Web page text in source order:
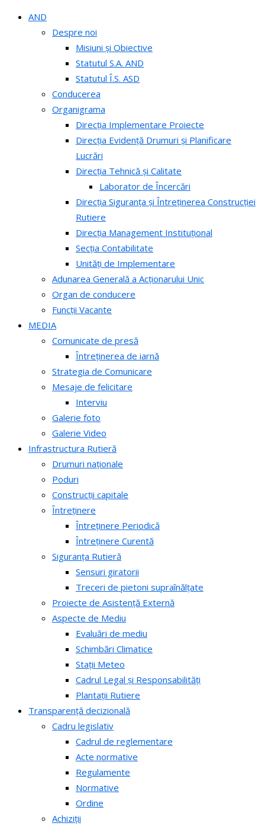
AND
Despre noi
Misiuni și Obiective
Statutul S.A. AND
Statutul Î.S. ASD
Conducerea
Organigrama
Direcția Implementare Proiecte
Direcția Evidență Drumuri și Planificare
Lucrări
Direcția Tehnică și Calitate
Laborator de Încercări
Direcția Siguranța și Întreținerea Construcției
Rutiere
Direcția Management Instituțional
Secția Contabilitate
Unități de Implementare
Adunarea Generală a Acționarului Unic
Organ de conducere
Funcții Vacante
MEDIA
Comunicate de presă
Întreținerea de iarnă
Strategia de Comunicare
Mesaje de felicitare
Interviu
Galerie foto
Galerie Video
Infrastructura Rutieră
Drumuri naționale
Poduri
Construcții capitale
Întreținere
Întreținere Periodică
Întreținere Curentă
Siguranța Rutieră
Sensuri giratorii
Treceri de pietoni supraînălțate
Proiecte de Asistență Externă
Aspecte de Mediu
Evaluări de mediu
Schimbări Climatice
Stații Meteo
Cadrul Legal și Responsabilități
Plantații Rutiere
Transparență decizională
Cadru legislativ
Cadrul de reglementare
Acte normative
Regulamente
Normative
Ordine
Achiziții